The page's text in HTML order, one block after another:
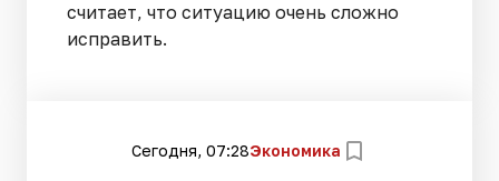
считает, что ситуацию очень сложно
исправить.
Сегодня, 07:28Экономика